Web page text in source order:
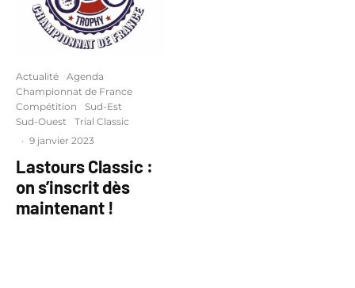
Actualité
Agenda
Championnat de France
Compétition
Sud-Est
Sud-Ouest
Trial Classic
· 9 janvier 2023
Lastours Classic :
on s’inscrit dès
maintenant !